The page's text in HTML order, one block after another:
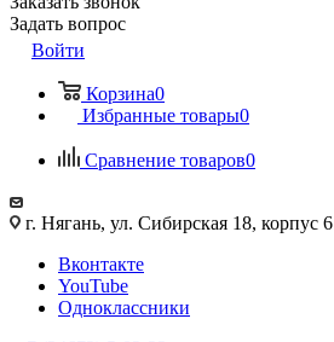
Задать вопрос
Войти
Корзина0
Избранные товары0
Сравнение товаров0
г. Нягань, ул. Сибирская 18, корпус 6
Вконтакте
YouTube
Одноклассники